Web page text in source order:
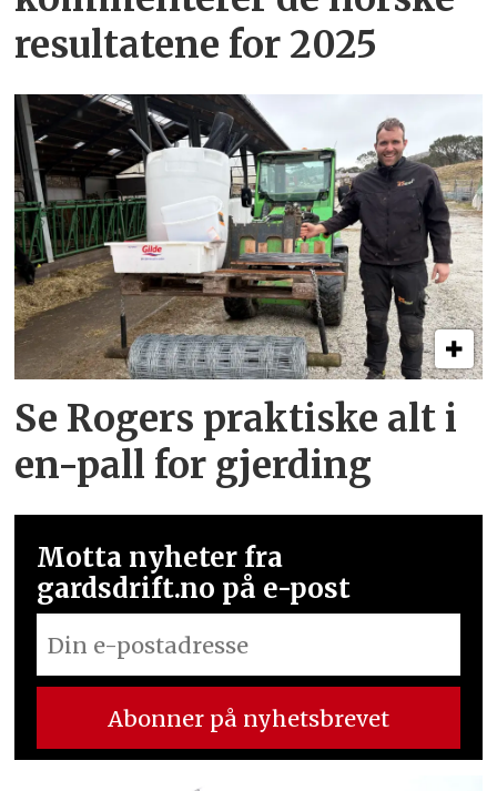
resultatene for 2025
Se Rogers praktiske alt i
en-pall for gjerding
Motta nyheter fra
gardsdrift.no på e-post